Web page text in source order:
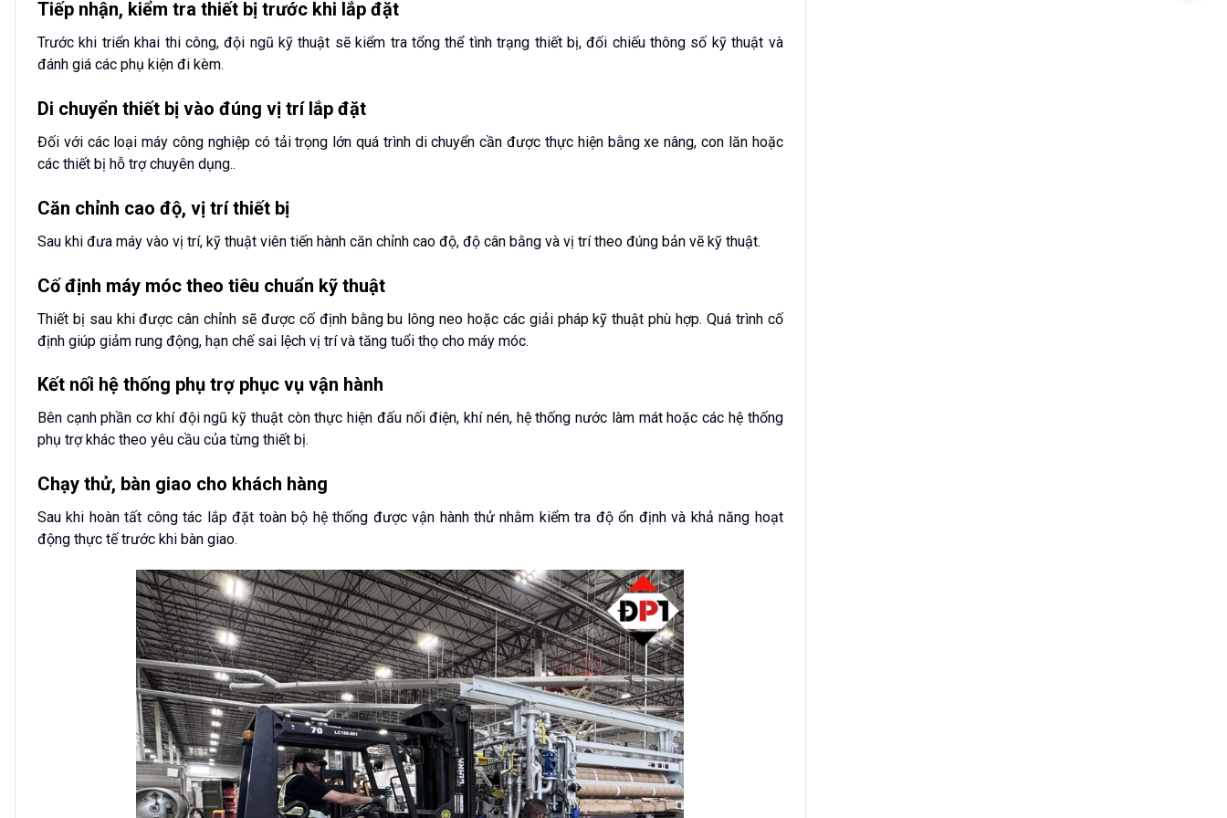
Tiếp nhận, kiểm tra thiết bị trước khi lắp đặt
Trước khi triển khai thi công, đội ngũ kỹ thuật sẽ kiểm tra tổng thể tình trạng thiết bị, đối chiếu thông số kỹ thuật và
đánh giá các phụ kiện đi kèm.
Di chuyển thiết bị vào đúng vị trí lắp đặt
Đối với các loại máy công nghiệp có tải trọng lớn quá trình di chuyển cần được thực hiện bằng xe nâng, con lăn hoặc
các thiết bị hỗ trợ chuyên dụng..
Căn chỉnh cao độ, vị trí thiết bị
Sau khi đưa máy vào vị trí, kỹ thuật viên tiến hành căn chỉnh cao độ, độ cân bằng và vị trí theo đúng bản vẽ kỹ thuật.
Cố định máy móc theo tiêu chuẩn kỹ thuật
Thiết bị sau khi được cân chỉnh sẽ được cố định bằng bu lông neo hoặc các giải pháp kỹ thuật phù hợp. Quá trình cố
định giúp giảm rung động, hạn chế sai lệch vị trí và tăng tuổi thọ cho máy móc.
Kết nối hệ thống phụ trợ phục vụ vận hành
Bên cạnh phần cơ khí đội ngũ kỹ thuật còn thực hiện đấu nối điện, khí nén, hệ thống nước làm mát hoặc các hệ thống
phụ trợ khác theo yêu cầu của từng thiết bị.
Chạy thử, bàn giao cho khách hàng
Sau khi hoàn tất công tác lắp đặt toàn bộ hệ thống được vận hành thử nhằm kiểm tra độ ổn định và khả năng hoạt
động thực tế trước khi bàn giao.